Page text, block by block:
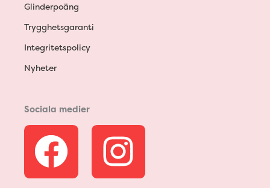
Glinderpoäng
Trygghetsgaranti
Integritetspolicy
Nyheter
Sociala medier
F
a
I
n